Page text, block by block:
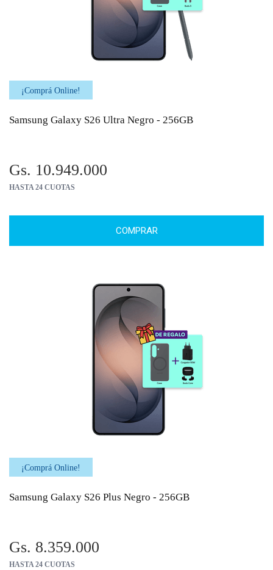
¡Comprá Online!
Samsung Galaxy S26 Ultra Negro - 256GB
Gs. 10.949.000
HASTA 24 CUOTAS
COMPRAR
¡Comprá Online!
Samsung Galaxy S26 Plus Negro - 256GB
Gs. 8.359.000
HASTA 24 CUOTAS